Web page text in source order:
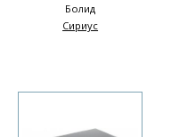
Болид
Сириус